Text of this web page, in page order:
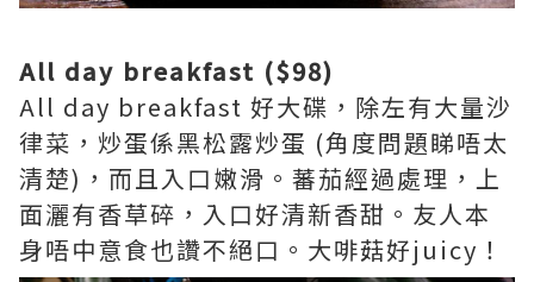
All day breakfast ($98)
All day breakfast 好大碟，除左有大量沙
律菜，炒蛋係黑松露炒蛋 (角度問題睇唔太
清楚)，而且入口嫩滑。蕃茄經過處理，上
面灑有香草碎，入口好清新香甜。友人本
身唔中意食也讚不絕口。大啡菇好juicy！